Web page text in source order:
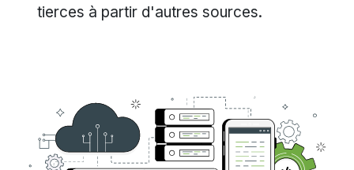
tierces à partir d'autres sources.